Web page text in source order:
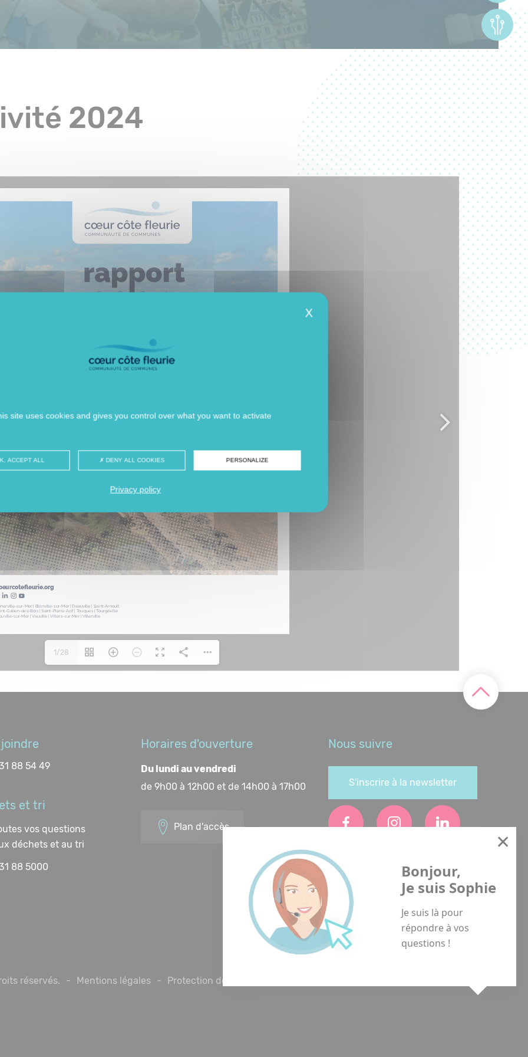
2024
1/28
88 54 49
et tri
vos questions
déchets et au tri
88 5000
Horaires d'ouverture
Du lundi au vendredi
de 9h00 à 12h00 et de 14h00 à 17h00
Plan d'accès
Nous suivre
S'inscrire à la newsletter
réservés. Mentions légales Protection des données à caractère personnel
Bonjour,
Je suis Sophie
Je suis là pour
répondre à vos
questions !
X
site uses cookies and gives you control over what you want to activate
ACCEPT ALL DENY ALL COOKIES PERSONALIZE
Privacy policy